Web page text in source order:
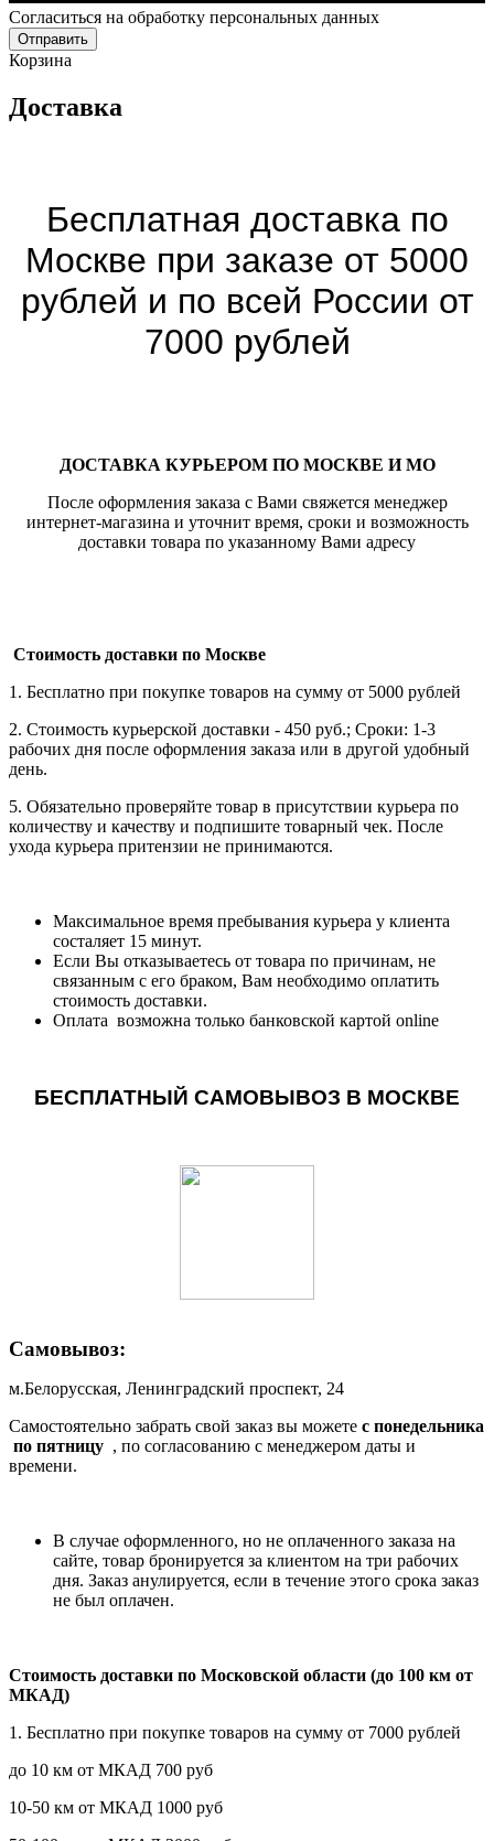
Cогласиться на обработку персональных данных
Отправить
Корзина
Доставка
Бесплатная доставка по
Москве при заказе от 5000
рублей и по всей России от
7000 рублей
ДОСТАВКА КУРЬЕРОМ ПО МОСКВЕ И МО
После оформления заказа с Вами свяжется менеджер
интернет-магазина и уточнит время, сроки и возможность
доставки товара по указанному Вами адресу
Стоимость доставки по Москве
1. Бесплатно при покупке товаров на сумму от 5000 рублей
2. Стоимость курьерской доставки - 450 руб.; Сроки: 1-3
рабочих дня после оформления заказа или в другой удобный
день.
5. Обязательно проверяйте товар в присутствии курьера по
количеству и качеству и подпишите товарный чек. После
ухода курьера притензии не принимаются.
Максимальное время пребывания курьера у клиента
состаляет 15 минут.
Если Вы отказываетесь от товара по причинам, не
связанным с его браком, Вам необходимо оплатить
стоимость доставки.
Оплата возможна только банковской картой online
БЕСПЛАТНЫЙ САМОВЫВОЗ В МОСКВЕ
Самовывоз:
м.Белорусская, Ленинградский проспект, 24
Самостоятельно забрать свой заказ вы можете c понедельника
по пятницу , по согласованию с менеджером даты и
времени.
В случае оформленного, но не оплаченного заказа на
сайте, товар бронируется за клиентом на три рабочих
дня. Заказ анулируется, если в течение этого срока заказ
не был оплачен.
Стоимость доставки по Московской области (до 100 км от
МКАД)
1. Бесплатно при покупке товаров на сумму от 7000 рублей
до 10 км от МКАД 700 руб
10-50 км от МКАД 1000 руб